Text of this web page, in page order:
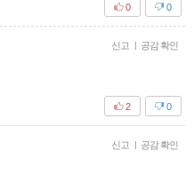
0
0
신고 | 공감 확인
0
2
신고 | 공감 확인